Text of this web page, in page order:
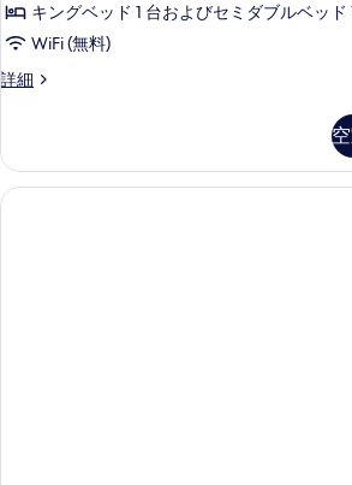
キングベッド 1 台およびセミダブルベッド
WiFi (無料)
詳細
客
細